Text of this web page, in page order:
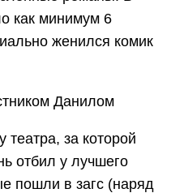
как минимум 6
женился комик
Данилом
за которой
отбил у лучшего
пошли в загс (наряд